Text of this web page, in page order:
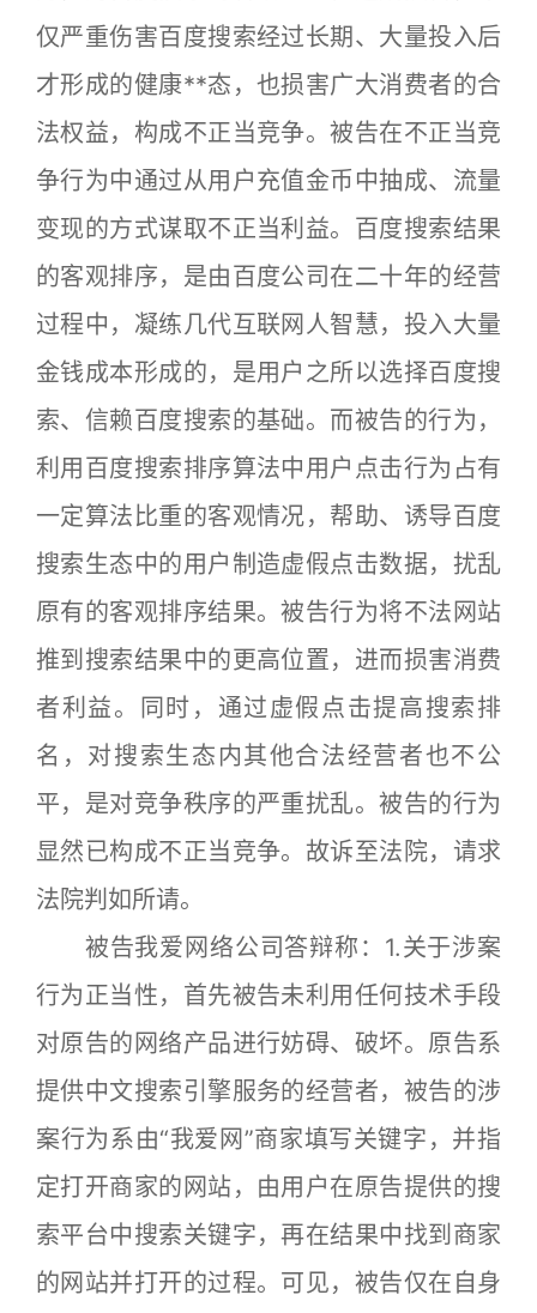
仅严重伤害百度搜索经过长期、大量投入后
才形成的健康**态，也损害广大消费者的合
法权益，构成不正当竞争。被告在不正当竞
争行为中通过从用户充值金币中抽成、流量
变现的方式谋取不正当利益。百度搜索结果
的客观排序，是由百度公司在二十年的经营
过程中，凝练几代互联网人智慧，投入大量
金钱成本形成的，是用户之所以选择百度搜
索、信赖百度搜索的基础。而被告的行为，
利用百度搜索排序算法中用户点击行为占有
一定算法比重的客观情况，帮助、诱导百度
搜索生态中的用户制造虚假点击数据，扰乱
原有的客观排序结果。被告行为将不法网站
推到搜索结果中的更高位置，进而损害消费
者利益。同时，通过虚假点击提高搜索排
名，对搜索生态内其他合法经营者也不公
平，是对竞争秩序的严重扰乱。被告的行为
显然已构成不正当竞争。故诉至法院，请求
法院判如所请。
被告我爱网络公司答辩称：1.关于涉案
行为正当性，首先被告未利用任何技术手段
对原告的网络产品进行妨碍、破坏。原告系
提供中文搜索引擎服务的经营者，被告的涉
案行为系由“我爱网”商家填写关键字，并指
定打开商家的网站，由用户在原告提供的搜
索平台中搜索关键字，再在结果中找到商家
的网站并打开的过程。可见，被告仅在自身